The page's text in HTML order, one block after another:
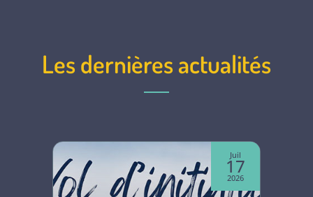
Les dernières actualités
Juil
17
2026